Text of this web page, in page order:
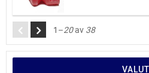
1–20av 38